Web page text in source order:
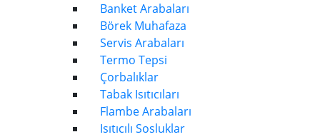
Banket Arabaları
Börek Muhafaza
Servis Arabaları
Termo Tepsi
Çorbalıklar
Tabak Isıtıcıları
Flambe Arabaları
Isıtıcılı Sosluklar